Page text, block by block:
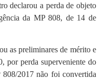
declarou a perda de objeto
da MP 808, de 14 de
as preliminares de mérito e
por perda superveniente do
2017 não foi convertida